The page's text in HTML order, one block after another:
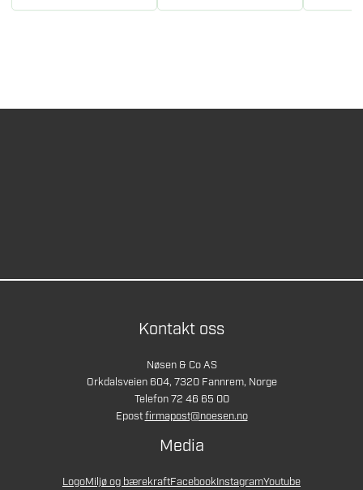
Kontakt oss
Nøsen & Co AS
Orkdalsveien 604, 7320 Fannrem, Norge
Telefon 72 46 65 00
Epostfirmapost@noesen.no
Media
LogoMiljø og bærekraftFacebookInstagramYoutube